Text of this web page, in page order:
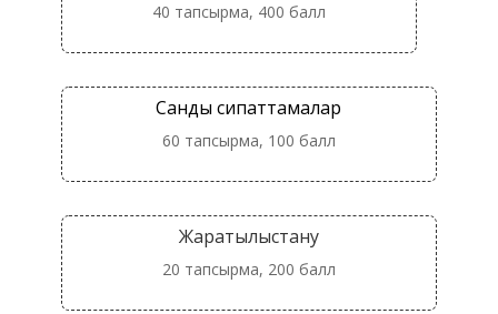
40 тапсырма, 400 балл
Сандық сипаттамалар
60 тапсырма, 100 балл
Жаратылыстану
20 тапсырма, 200 балл